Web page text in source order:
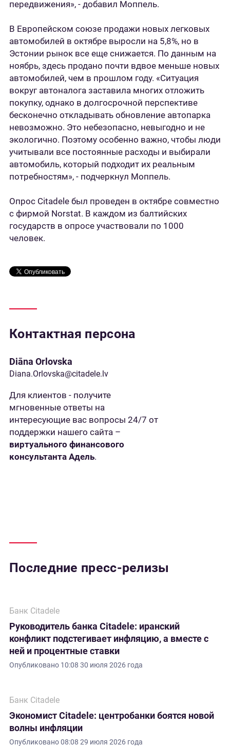
передвижения», - добавил Моппель.
В Европейском союзе продажи новых легковых
автомобилей в октябре выросли на 5,8%, но в
Эстонии рынок все еще снижается. По данным на
ноябрь, здесь продано почти вдвое меньше новых
автомобилей, чем в прошлом году. «Ситуация
вокруг автоналога заставила многих отложить
покупку, однако в долгосрочной перспективе
бесконечно откладывать обновление автопарка
невозможно. Это небезопасно, невыгодно и не
экологично. Поэтому особенно важно, чтобы люди
учитывали все постоянные расходы и выбирали
автомобиль, который подходит их реальным
потребностям», - подчеркнул Моппель.
Опрос Citadele был проведен в октябре совместно
с фирмой Norstat. В каждом из балтийских
государств в опросе участвовали по 1000
человек.
Контактная персона
Diāna Orlovska
Diana.Orlovska@citadele.lv
Для клиентов - получите
мгновенные ответы на
интересующие вас вопросы 24/7 от
поддержки нашего сайта –
виртуального финансового
консультанта Адель.
Последние пресс-релизы
Банк Citadele
Руководитель банка Citadele: иранский
конфликт подстегивает инфляцию, а вместе с
ней и процентные ставки
Опубликовано 10:08 30 июля 2026 года
Банк Citadele
Экономист Citadele: центробанки боятся новой
волны инфляции
Опубликовано08:08 29 июля 2026 года